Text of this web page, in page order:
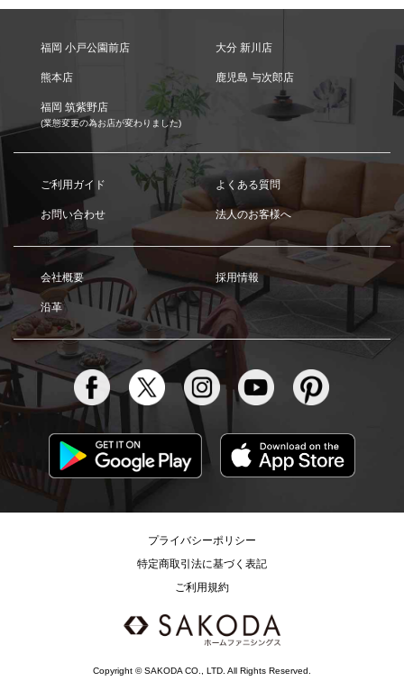
福岡 小戸公園前店 大分 新川店
熊本店 鹿児島 与次郎店
福岡 筑紫野店
(業態変更の為お店が変わりました)
ご利用ガイド よくある質問
お問い合わせ 法人のお客様へ
会社概要 採用情報
沿革
プライバシーポリシー
特定商取引法に基づく表記
ご利用規約
Copyright © SAKODA CO., LTD. All Rights Reserved.